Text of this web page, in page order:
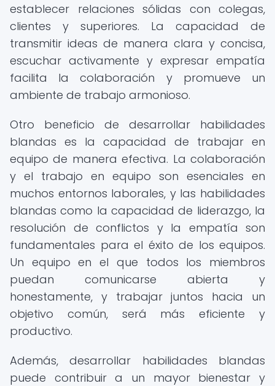
establecer relaciones sólidas con colegas,
clientes y superiores. La capacidad de
transmitir ideas de manera clara y concisa,
escuchar activamente y expresar empatía
facilita la colaboración y promueve un
ambiente de trabajo armonioso.
Otro beneficio de desarrollar habilidades
blandas es la capacidad de trabajar en
equipo de manera efectiva. La colaboración
y el trabajo en equipo son esenciales en
muchos entornos laborales, y las habilidades
blandas como la capacidad de liderazgo, la
resolución de conflictos y la empatía son
fundamentales para el éxito de los equipos.
Un equipo en el que todos los miembros
puedan comunicarse abierta y
honestamente, y trabajar juntos hacia un
objetivo común, será más eficiente y
productivo.
Además, desarrollar habilidades blandas
puede contribuir a un mayor bienestar y